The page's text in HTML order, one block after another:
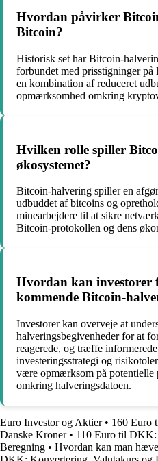
Hvordan påvirker
Bitcoin?
Historisk set har Bitcoin-
forbundet med prisstigninger
en kombination af reduceret
opmærksomhed omkring
Hvilken rolle spiller
økosystemet?
Bitcoin-halvering spiller en
udbuddet af bitcoins og
minearbejdere til at sikre
Bitcoin-protokollen og dens
Hvordan kan investorer
kommende Bitcoin-
Investorer kan overveje at
halveringsbegivenheder for at
reagerede, og træffe
investeringsstrategi og
være opmærksom på potentielle
omkring halveringsdatoen.
Euro Investor og Aktier• 160 Euro
Danske Kroner• 110 Euro til DKK:
Beregning • Hvordan kan man